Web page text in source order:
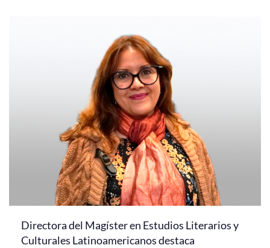
Directora del Magíster en Estudios Literarios y
Culturales Latinoamericanos destaca